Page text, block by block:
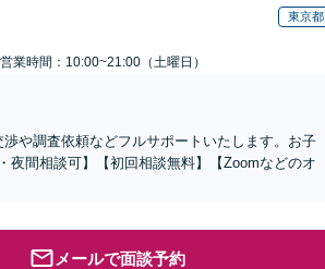
東京都
営業時間：10:00~21:00（土曜日）
や調査依頼などフルサポートいたします。お子
夜間相談可】【初回相談無料】【Zoomなどのオ
メールで面談予約